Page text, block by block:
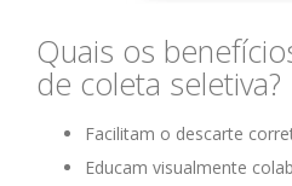
Quais os
de coleta seletiva?
Facilitam o descarte
Educam visualmente